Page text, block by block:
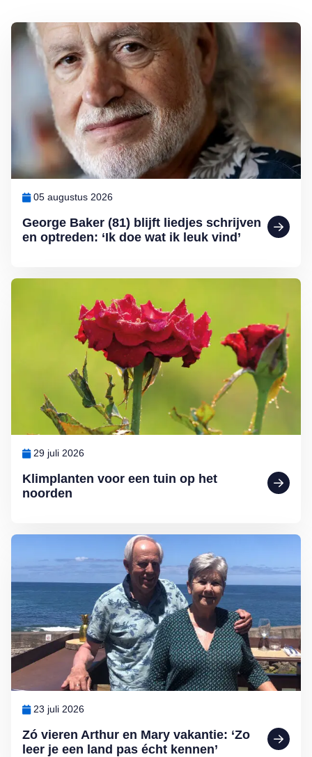
George Baker (81) blijft liedjes schrijven
en optreden: ‘Ik doe wat ik leuk vind’
05 augustus 2026
Lees meer over George Baker (81) blijft liedjes schrijven en
Klimplanten voor een tuin op het
noorden
29 juli 2026
Lees meer over Klimplanten voor een tuin op het noorden
Zó vieren Arthur en Mary vakantie: ‘Zo
leer je een land pas écht kennen’
23 juli 2026
Lees meer over Zó vieren Arthur en Mary vakantie: ‘Zo leer je een